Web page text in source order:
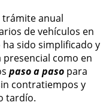
anual
de vehículos en
ha sido simplificado y
como en
paso a paso para
contratiempos y
tardío.